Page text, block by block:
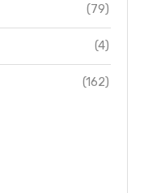
(79)
(4)
(162)